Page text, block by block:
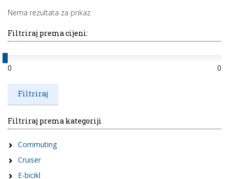
Nema rezultata za prikaz
Filtriraj prema cijeni:
0 0
Filtriraj prema kategoriji
Commuting
Cruiser
E-bicikl